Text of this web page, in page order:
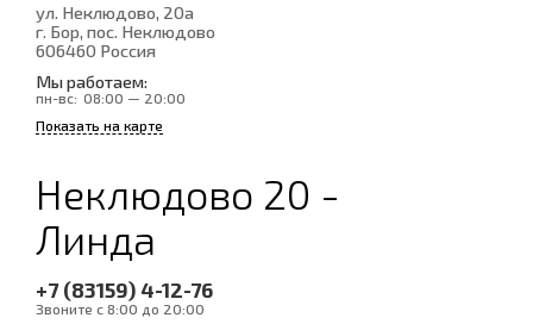
ул. Неклюдово, 20а
г. Бор, пос. Неклюдово
606460 Россия
Мы работаем:
пн-вс: 08:00 — 20:00
Показать на карте
Неклюдово 20 -
Линда
+7 (83159) 4-12-76
Звоните с 8:00 до 20:00